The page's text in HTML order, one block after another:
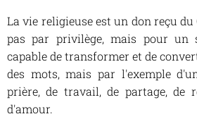
La vie religieuse est un don reçu
pas par privilège, mais pour un
capable de transformer et de
des mots, mais par l'exemple
prière, de travail, de partage, de
d'amour.